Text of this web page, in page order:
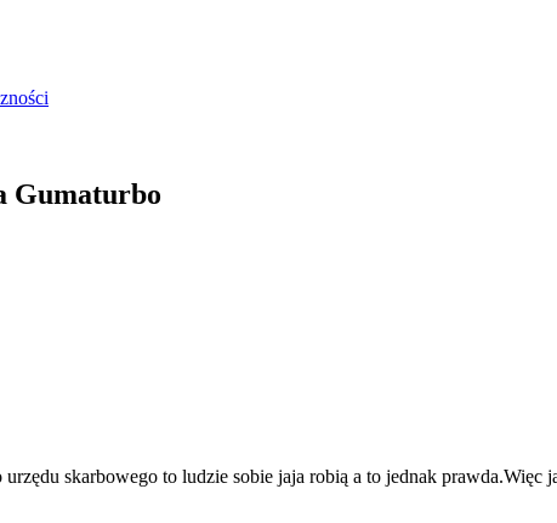
Gumaturbo
urzędu skarbowego to ludzie sobie jaja robią a to jednak